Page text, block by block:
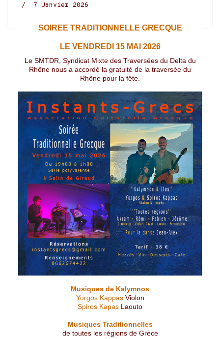
7 Janvier 2026
SOIREE TRADITIONNELLE GRECQUE
LE VENDREDI 15 MAI 2026
Le SMTDR, Syndicat Mixte des Traversées du Delta du
Rhône nous a accordé la gratuité de la traversée du
Rhône pour la fête.
Musiques de Kalymnos
Yorgos KappasViolon
Spiros Kapas Laouto
Musiques Traditionnelles
de toutes les régions de Grèce